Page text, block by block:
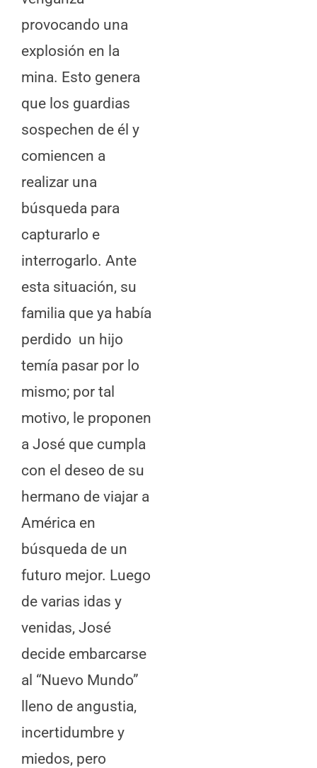
provocando una
explosión en la
mina. Esto genera
que los guardias
sospechen de él y
comiencen a
realizar una
búsqueda para
capturarlo e
interrogarlo. Ante
esta situación, su
familia que ya había
perdido un hijo
temía pasar por lo
mismo; por tal
motivo, le proponen
a José que cumpla
con el deseo de su
hermano de viajar a
América en
búsqueda de un
futuro mejor. Luego
de varias idas y
venidas, José
decide embarcarse
al “Nuevo Mundo”
lleno de angustia,
incertidumbre y
miedos, pero